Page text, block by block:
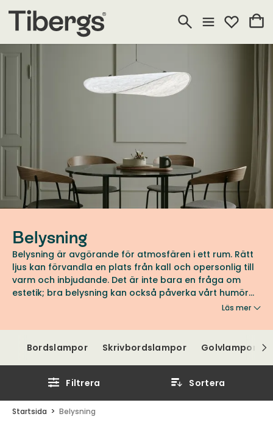
Belysning
Belysning är avgörande för atmosfären i ett rum. Rätt
ljus kan förvandla en plats från kall och opersonlig till
varm och inbjudande. Det är inte bara en fråga om
estetik; bra belysning kan också påverka vårt humör
och välbefinnande. Genom att välja rätt lampor och
egenskaper och skapa dynamik. Arbetsbelysning ger
dig rätt ljus för att läsa och arbeta, medan
accentbelysning kan lyfta fram konst och detaljer.
avkoppling. Kort sagt, genomtänkt belysning är
hand i hand.
Läs mer
Bordslampor Skrivbordslampor Golvlampor
Filtrera Sortera
Startsida Belysning